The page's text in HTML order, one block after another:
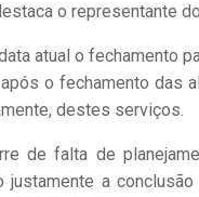
o representante
atual o fechamento
o fechamento das
destes serviços.
de falta de
a